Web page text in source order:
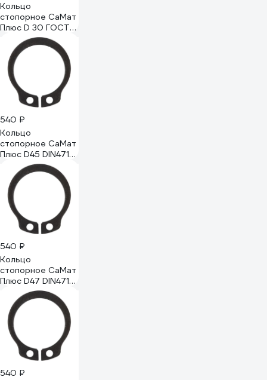
Кольцо
стопорное СаМат
Плюс D 30 ГОСТ
13942 (вал) (10 шт)
KRP-8830
540 ₽
Кольцо
стопорное СаМат
Плюс D45 DIN471
(вал) (5 шт) KRP-
8847
540 ₽
Кольцо
стопорное СаМат
Плюс D47 DIN471
(вал) (5 шт) KRP-
8931
540 ₽